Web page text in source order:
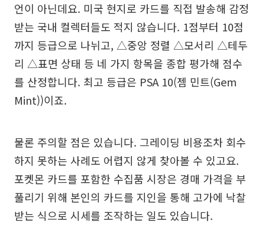
언이 아닌데요. 미국 현지로 카드를 직접 발송해 감정
받는 국내 컬렉터들도 적지 않습니다. 1점부터 10점
까지 등급으로 나뉘고, △중앙 정렬 △모서리 △테두
리 △표면 상태 등 네 가지 항목을 종합 평가해 점수
를 산정합니다. 최고 등급은 PSA 10(젬 민트(Gem
Mint))이죠.
물론 주의할 점은 있습니다. 그레이딩 비용조차 회수
하지 못하는 사례도 어렵지 않게 찾아볼 수 있고요.
포켓몬 카드를 포함한 수집품 시장은 경매 가격을 부
풀리기 위해 본인의 카드를 지인을 통해 고가에 낙찰
받는 식으로 시세를 조작하는 일도 있습니다.